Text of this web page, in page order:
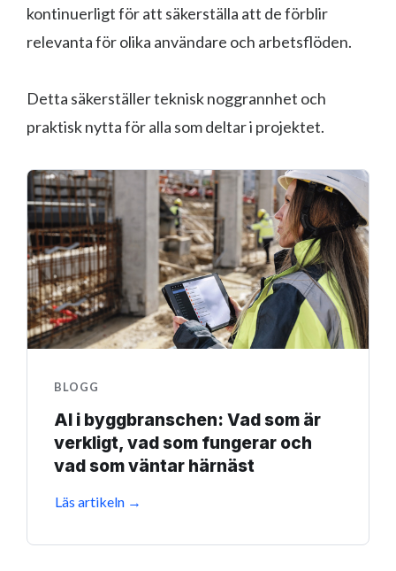
kontinuerligt för att säkerställa att de förblir
relevanta för olika användare och arbetsflöden.
Detta säkerställer teknisk noggrannhet och
praktisk nytta för alla som deltar i projektet.
BLOGG
AI i byggbranschen: Vad som är
verkligt, vad som fungerar och
vad som väntar härnäst
Läs artikeln →